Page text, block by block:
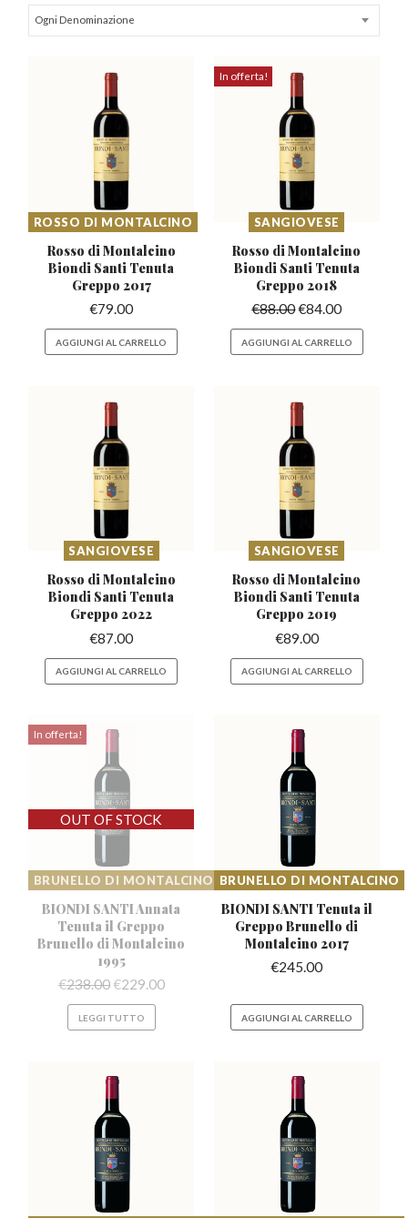
Ogni Denominazione
ROSSO DI MONTALCINO
Rosso di Montalcino
Biondi Santi Tenuta
Greppo 2017
€79.00
AGGIUNGI AL CARRELLO
In offerta!
SANGIOVESE
Rosso di Montalcino
Biondi Santi Tenuta
Greppo 2018
€88.00€84.00
AGGIUNGI AL CARRELLO
SANGIOVESE
Rosso di Montalcino
Biondi Santi Tenuta
Greppo 2022
€87.00
AGGIUNGI AL CARRELLO
SANGIOVESE
Rosso di Montalcino
Biondi Santi Tenuta
Greppo 2019
€89.00
AGGIUNGI AL CARRELLO
In offerta!
BRUNELLO DI MONTALCINO
BIONDI SANTI Annata
Tenuta il Greppo
Brunello di Montalcino
1995
€238.00 €229.00
LEGGI TUTTO
BRUNELLO DI MONTALCINO
BIONDI SANTI Tenuta il
GreppoBrunello di
Montalcino 2017
€245.00
AGGIUNGI AL CARRELLO